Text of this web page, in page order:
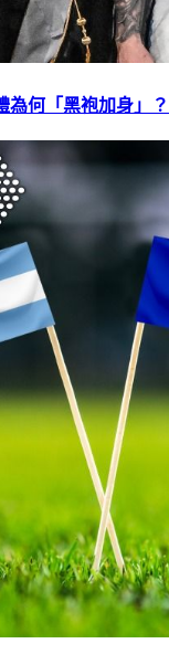
為何「黑袍加身」